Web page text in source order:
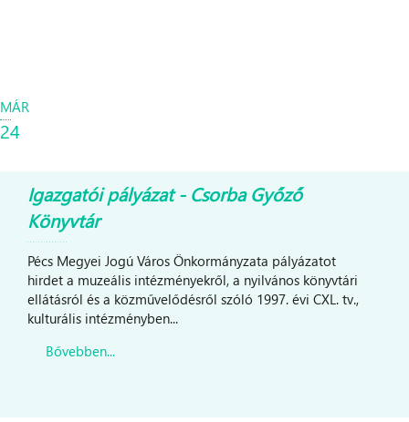
MÁR
24
Igazgatói pályázat - Csorba Győző
Könyvtár
Pécs Megyei Jogú Város Önkormányzata pályázatot
hirdet a muzeális intézményekről, a nyilvános könyvtári
ellátásról és a közművelődésről szóló 1997. évi CXL. tv.,
kulturális intézményben...
Bővebben...